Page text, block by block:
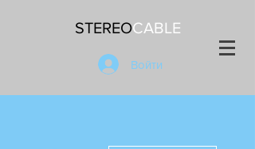
STEREOCABLE
Войти